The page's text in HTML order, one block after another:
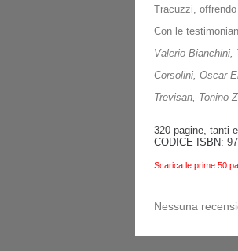
Tracuzzi,
Con le
Valerio Bianchini,
Corsolini, Oscar
Trevisan, Tonino
320 pagine, tanti
CODICE ISBN:
Scarica le prime 50
Nessuna